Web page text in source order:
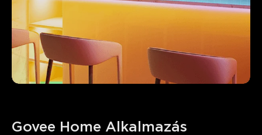
Govee Home Alkalmazás